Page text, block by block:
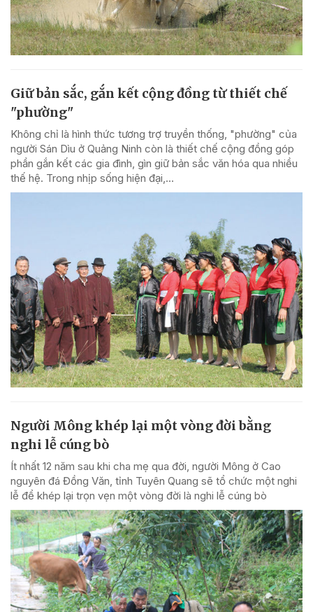
Giữ bản sắc, gắn kết cộng đồng từ thiết chế
"phường"
Không chỉ là hình thức tương trợ truyền thống, "phường" của
người Sán Dìu ở Quảng Ninh còn là thiết chế cộng đồng góp
phần gắn kết các gia đình, gìn giữ bản sắc văn hóa qua nhiều
thế hệ. Trong nhịp sống hiện đại,...
Người Mông khép lại một vòng đời bằng
nghi lễ cúng bò
Ít nhất 12 năm sau khi cha mẹ qua đời, người Mông ở Cao
nguyên đá Đồng Văn, tỉnh Tuyên Quang sẽ tổ chức một nghi
lễ để khép lại trọn vẹn một vòng đời là nghi lễ cúng bò